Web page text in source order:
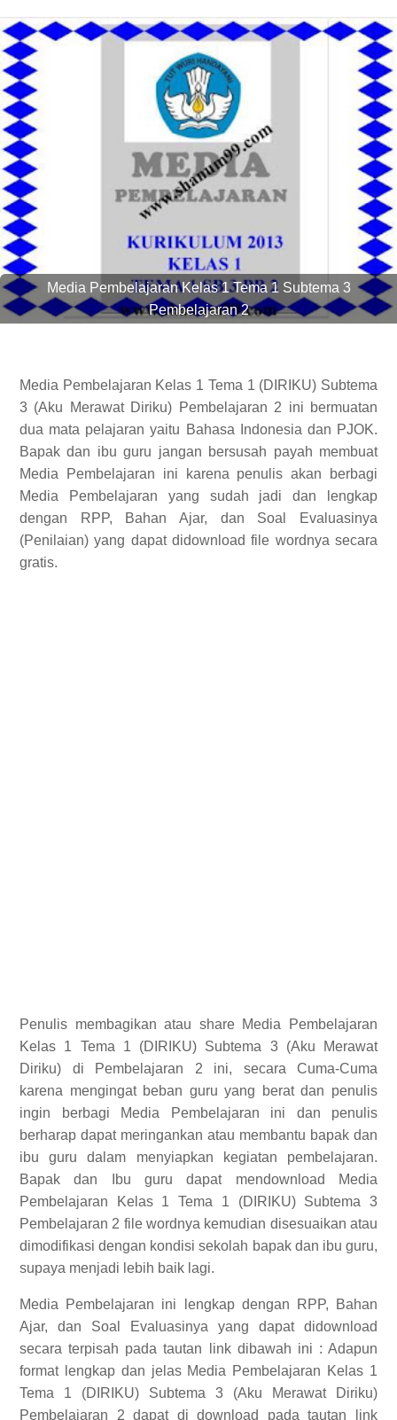
Media Pembelajaran Kelas 1 Tema 1 Subtema 3
Pembelajaran 2
Media Pembelajaran Kelas 1 Tema 1 (DIRIKU) Subtema
3 (Aku Merawat Diriku) Pembelajaran 2 ini bermuatan
dua mata pelajaran yaitu Bahasa Indonesia dan PJOK.
Bapak dan ibu guru jangan bersusah payah membuat
Media Pembelajaran ini karena penulis akan berbagi
Media Pembelajaran yang sudah jadi dan lengkap
dengan RPP, Bahan Ajar, dan Soal Evaluasinya
(Penilaian) yang dapat didownload file wordnya secara
gratis.
Penulis membagikan atau share Media Pembelajaran
Kelas 1 Tema 1 (DIRIKU) Subtema 3 (Aku Merawat
Diriku) di Pembelajaran 2 ini, secara Cuma-Cuma
karena mengingat beban guru yang berat dan penulis
ingin berbagi Media Pembelajaran ini dan penulis
berharap dapat meringankan atau membantu bapak dan
ibu guru dalam menyiapkan kegiatan pembelajaran.
Bapak dan Ibu guru dapat mendownload Media
Pembelajaran Kelas 1 Tema 1 (DIRIKU) Subtema 3
Pembelajaran 2 file wordnya kemudian disesuaikan atau
dimodifikasi dengan kondisi sekolah bapak dan ibu guru,
supaya menjadi lebih baik lagi.
Media Pembelajaran ini lengkap dengan RPP, Bahan
Ajar, dan Soal Evaluasinya yang dapat didownload
secara terpisah pada tautan link dibawah ini : Adapun
format lengkap dan jelas Media Pembelajaran Kelas 1
Tema 1 (DIRIKU) Subtema 3 (Aku Merawat Diriku)
Pembelajaran 2dapat di download pada tautan link